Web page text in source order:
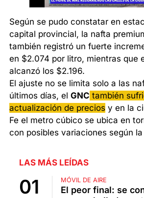
Según se pudo constatar en
capital provincial, la nafta
también registró un fuerte
en $2.074 por litro, mientras que
alcanzó los $2.196.
El ajuste no se limita solo a las
últimos días, elGNC también
actualización de precios y en la
Fe el metro cúbico se ubica en
con posibles variaciones según la
LAS MÁS LEÍDAS
MÓVIL DE AIRE
El peor final: se